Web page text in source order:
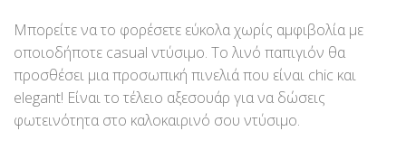
Μπορείτε να το φορέσετε εύκολα χωρίς αμφιβολία με
οποιοδήποτε casual ντύσιμο. Το λινό παπιγιόν θα
προσθέσει μια προσωπική πινελιά που είναι chic και
elegant! Είναι το τέλειο αξεσουάρ για να δώσεις
φωτεινότητα στο καλοκαιρινό σου ντύσιμο.